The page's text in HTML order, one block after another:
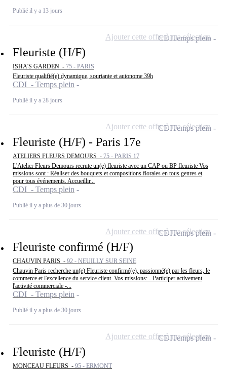
Publié il y a 13 jours
Fleuriste (H/F)
ISHA'S GARDEN - 75 - PARIS
Fleuriste qualifié(e) dynamique, souriante et autonome.39h
CDI - Temps plein
Publié il y a 28 jours
CDITemps plein
Ajouter cette offre à ma sélection
Fleuriste (H/F) - Paris 17e
ATELIERS FLEURS DEMOURS - 75 - PARIS 17
L'Atelier Fleurs Demours recrute un(e) fleuriste avec un CAP ou BP fleuriste Vos
missions sont : Réaliser des bouquets et compositions florales en tous genres et
pour tous événements. Accueillir...
CDI - Temps plein
Publié il y a plus de 30 jours
CDITemps plein
Ajouter cette offre à ma sélection
Fleuriste confirmé (H/F)
CHAUVIN PARIS - 92 - NEUILLY SUR SEINE
Chauvin Paris recherche un(e) Fleuriste confirmé(e), passionné(e) par les fleurs, le
commerce et l'excellence du service client. Vos missions: - Participer activement
l'activité commerciale -...
CDI - Temps plein
Publié il y a plus de 30 jours
CDITemps plein
Ajouter cette offre à ma sélection
Fleuriste (H/F)
MONCEAU FLEURS - 95 - ERMONT
CDITemps plein
Ajouter cette offre à ma sélection